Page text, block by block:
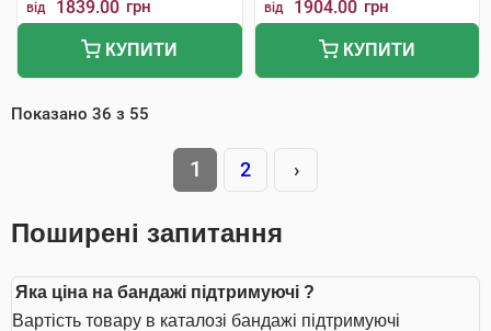
від 1839.00 грн
КУПИТИ
від 1904.00 грн
КУПИТИ
Показано 36 з 55
1 2 ›
Поширені запитання
Яка ціна на бандажі підтримуючі ?
Вартість товару в каталозі бандажі підтримуючі